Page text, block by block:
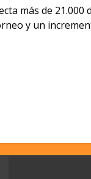
más de 21.000
y un